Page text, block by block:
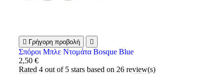
 Γρήγορη προβολή 
Σπόροι Μπλε Ντομάτα Bosque Blue
2,50 €
Rated4 out of 5 stars based on 26 review(s)